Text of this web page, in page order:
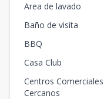
Area de lavado
Baño de visita
BBQ
Casa Club
Centros Comerciales
Cercanos